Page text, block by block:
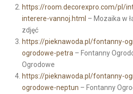
https://room.decorexpro.com/pl/
interere-vannoj.html – Mozaika w
zdjęć
https://pieknawoda.pl/fontanny-
ogrodowe-petra – Fontanny
Ogrodowe
https://pieknawoda.pl/fontanny-
ogrodowe-neptun – Fontanny